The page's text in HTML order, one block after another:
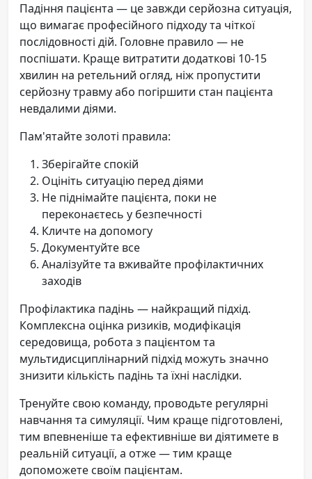
Падіння пацієнта — це завжди серйозна ситуація,
що вимагає професійного підходу та чіткої
послідовності дій. Головне правило — не
поспішати. Краще витратити додаткові 10-15
хвилин на ретельний огляд, ніж пропустити
серйозну травму або погіршити стан пацієнта
невдалими діями.
Пам'ятайте золоті правила:
Зберігайте спокій
Оцініть ситуацію перед діями
Не піднімайте пацієнта, поки не
переконаєтесь у безпечності
Кличте на допомогу
Документуйте все
Аналізуйте та вживайте профілактичних
заходів
Профілактика падінь — найкращий підхід.
Комплексна оцінка ризиків, модифікація
середовища, робота з пацієнтом та
мультидисциплінарний підхід можуть значно
знизити кількість падінь та їхні наслідки.
Тренуйте свою команду, проводьте регулярні
навчання та симуляції. Чим краще підготовлені,
тим впевненіше та ефективніше ви діятимете в
реальній ситуації, а отже — тим краще
допоможете своїм пацієнтам.